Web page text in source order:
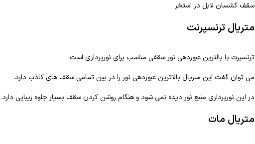
سقف کشسان لابل در استخر
متریال ترنسپرنت
ترنسپرت با بالترین عبوردهی نور سقفی مناسب برای نورپردازی است.
می توان گفت این متریال بالاترین عبوردهی نور را در بین تمامی سقف های کاذب دارد.
در این نورپردازی منبع نور دیده نمی شود و هنگام روشن کردن سقف بسیار جلوه زیبایی دارد.
متریال مات